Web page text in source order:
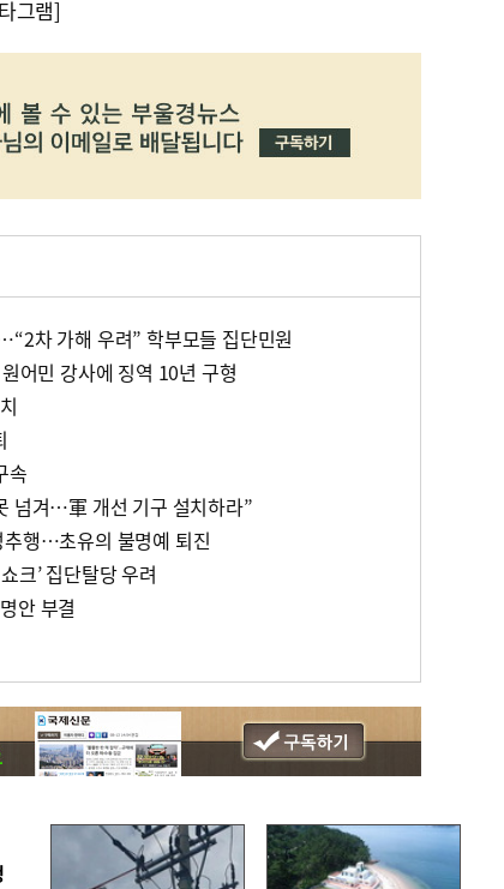
그램]
차 가해 우려” 학부모들 집단민원
어민 강사에 징역 10년 구형
속
넘겨…軍 개선 기구 설치하라”
추행…초유의 불명예 퇴진
크’ 집단탈당 우려
안 부결